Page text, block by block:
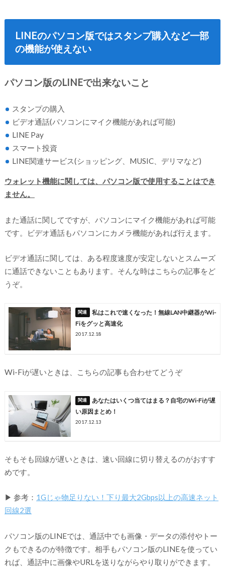
LINEのパソコン版ではスタンプ購入など一部
の機能が使えない
パソコン版のLINEで出来ないこと
スタンプの購入
ビデオ通話(パソコンにマイク機能があれば可能)
LINE Pay
スマート投資
LINE関連サービス(ショッピング、MUSIC、デリマなど)
ウォレット機能に関しては、パソコン版で使用することはでき
ません。
また通話に関してですが、パソコンにマイク機能があれば可能
です。ビデオ通話もパソコンにカメラ機能があれば行えます。
ビデオ通話に関しては、ある程度速度が安定しないとスムーズ
に通話できないこともあります。そんな時はこちらの記事をど
うぞ。
私はこれで速くなった！無線LAN中継器がWi-
Fiをグッと高速化
2017.12.18
Wi-Fiが遅いときは、こちらの記事も合わせてどうぞ
あなたはいくつ当てはまる？自宅のWi-Fiが遅
い原因まとめ！
2017.12.13
そもそも回線が遅いときは、速い回線に切り替えるのがおすす
めです。
▶ 参考： 1Gじゃ物足りない！下り最大2Gbps以上の高速ネット
回線2選
パソコン版のLINEでは、通話中でも画像・データの添付やトー
クもできるのが特徴です。相手もパソコン版のLINEを使ってい
れば、通話中に画像やURLを送りながらやり取りができます。